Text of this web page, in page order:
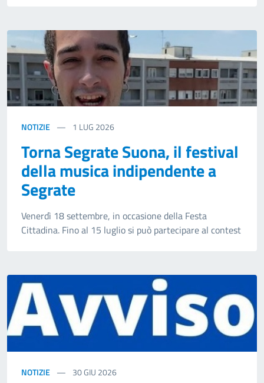
NOTIZIE 1 LUG 2026
Torna Segrate Suona, il festival
della musica indipendente a
Segrate
Venerdì 18 settembre, in occasione della Festa
Cittadina. Fino al 15 luglio si può partecipare al contest
NOTIZIE 30GIU 2026